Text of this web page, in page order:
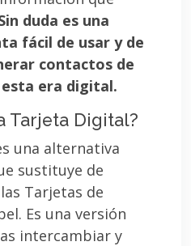
duda es una
fácil de usar y de
contactos de
era digital.
Tarjeta Digital?
una alternativa
sustituye de
Tarjetas de
Es una versión
intercambiar y